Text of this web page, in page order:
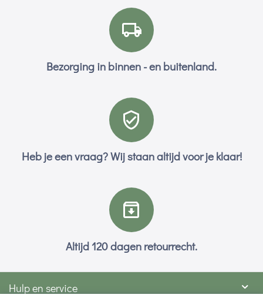
Bezorging in binnen - en buitenland.
Heb je een vraag? Wij staan altijd voor je klaar!
Altijd 120 dagen retourrecht.
Hulp en service